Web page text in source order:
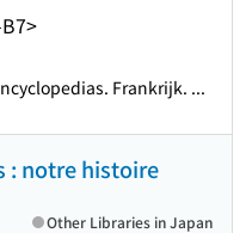
Frankrijk. ...
: notre histoire
Other Libraries in Japan